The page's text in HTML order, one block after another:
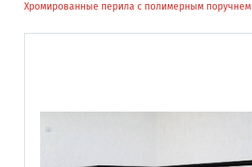
Хромированные перила с полимерным поручнем